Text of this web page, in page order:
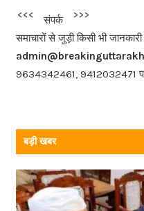
b
o
o
k
<<< संपर्क
>>>
समाचारों से जुड़ी किसी भी
9634342461, 9412032471
बड़ी खबर